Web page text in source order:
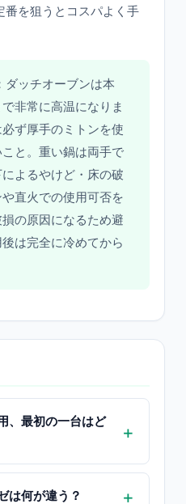
番を狙うとコスパよく手
ダッチオーブンは本
非常に高温になりま
ず厚手のミトンを使
と。重い鍋は両手で
よるやけど・床の破
直火での使用可否を
の原因になるため避
は完全に冷めてから
、最初の一台はど
は何が違う？